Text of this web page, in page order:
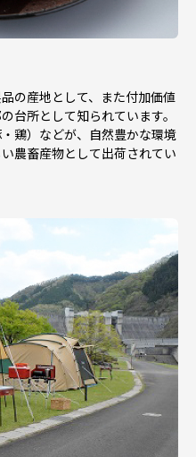
の産地として、また付加価値
台所として知られています。
鶏）などが、自然豊かな環境
農畜産物として出荷されてい